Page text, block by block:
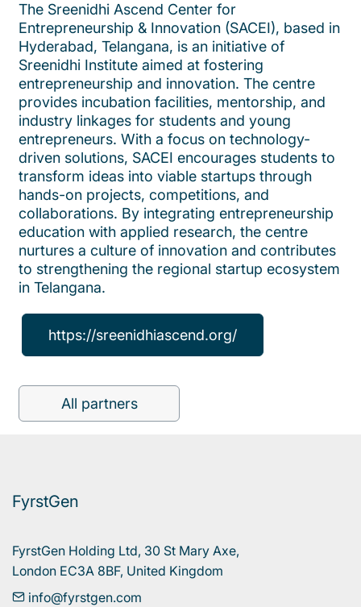
The Sreenidhi Ascend Center for
Entrepreneurship & Innovation (SACEI), based in
Hyderabad, Telangana, is an initiative of
Sreenidhi Institute aimed at fostering
entrepreneurship and innovation. The centre
provides incubation facilities, mentorship, and
industry linkages for students and young
entrepreneurs. With a focus on technology-
driven solutions, SACEI encourages students to
transform ideas into viable startups through
hands-on projects, competitions, and
collaborations. By integrating entrepreneurship
education with applied research, the centre
nurtures a culture of innovation and contributes
to strengthening the regional startup ecosystem
in Telangana.
https://sreenidhiascend.org/
All partners
FyrstGen
FyrstGen Holding Ltd, 30 St Mary Axe,
London EC3A 8BF, United Kingdom
info@fyrstgen.com